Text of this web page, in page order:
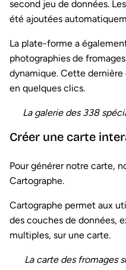
second jeu de données.
été ajoutées
La plate-forme a
photographies de
dynamique. Cette
en quelques clics.
La galerie des 338
Créer une carte
Pour générer notre carte,
Cartographe.
Cartographe permet aux
des couches de données,
multiples, sur une carte.
La carte des fromages